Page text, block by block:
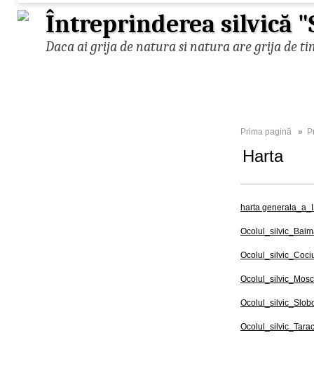
Întreprinderea silvică
Daca ai grija de natura si natura are grija de
Prima pagină »
Harta
harta